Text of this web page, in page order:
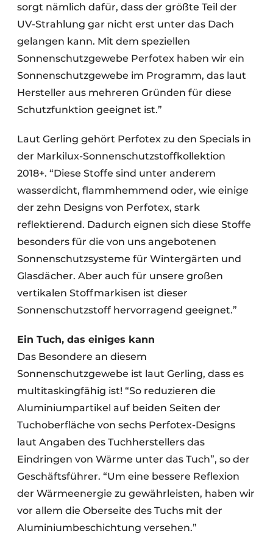
sorgt nämlich dafür, dass der größte Teil der
UV-Strahlung gar nicht erst unter das Dach
gelangen kann. Mit dem speziellen
Sonnenschutzgewebe Perfotex haben wir ein
Sonnenschutzgewebe im Programm, das laut
Hersteller aus mehreren Gründen für diese
Schutzfunktion geeignet ist.”
Laut Gerling gehört Perfotex zu den Specials in
der Markilux-Sonnenschutzstoffkollektion
2018+. “Diese Stoffe sind unter anderem
wasserdicht, flammhemmend oder, wie einige
der zehn Designs von Perfotex, stark
reflektierend. Dadurch eignen sich diese Stoffe
besonders für die von uns angebotenen
Sonnenschutzsysteme für Wintergärten und
Glasdächer. Aber auch für unsere großen
vertikalen Stoffmarkisen ist dieser
Sonnenschutzstoff hervorragend geeignet.”
Ein Tuch, das einiges kann
Das Besondere an diesem
Sonnenschutzgewebe ist laut Gerling, dass es
multitaskingfähig ist! “So reduzieren die
Aluminiumpartikel auf beiden Seiten der
Tuchoberfläche von sechs Perfotex-Designs
laut Angaben des Tuchherstellers das
Eindringen von Wärme unter das Tuch”, so der
Geschäftsführer. “Um eine bessere Reflexion
der Wärmeenergie zu gewährleisten, haben wir
vor allem die Oberseite des Tuchs mit der
Aluminiumbeschichtung versehen.”